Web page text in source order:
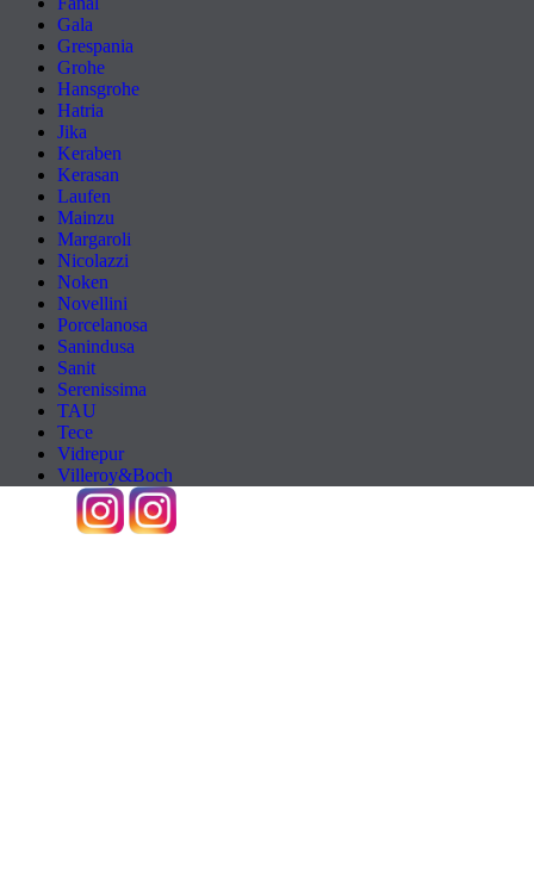
Gala
Grespania
Grohe
Hansgrohe
Hatria
Jika
Keraben
Kerasan
Laufen
Mainzu
Margaroli
Nicolazzi
Noken
Novellini
Porcelanosa
Sanindusa
Sanit
Serenissima
TAU
Tece
Vidrepur
Villeroy&Boch